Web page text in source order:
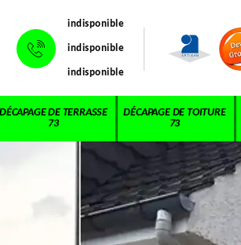
indisponible
indisponible
indisponible
DÉCAPAGE DE TERRASSE
73
DÉCAPAGE DE TOITURE
73